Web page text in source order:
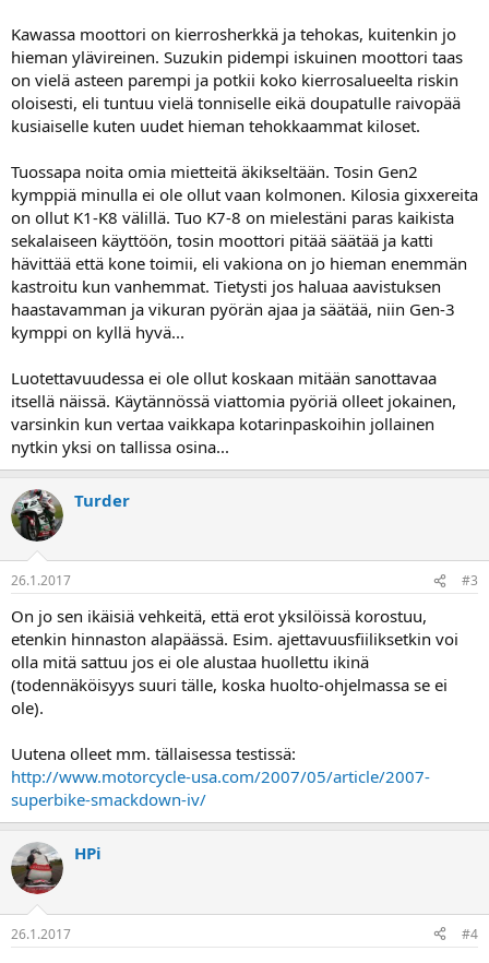
Kawassa moottori on kierrosherkkä ja tehokas, kuitenkin jo
hieman ylävireinen. Suzukin pidempi iskuinen moottori taas
on vielä asteen parempi ja potkii koko kierrosalueelta riskin
oloisesti, eli tuntuu vielä tonniselle eikä doupatulle raivopää
kusiaiselle kuten uudet hieman tehokkaammat kiloset.
Tuossapa noita omia mietteitä äkikseltään. Tosin Gen2
kymppiä minulla ei ole ollut vaan kolmonen. Kilosia gixxereita
on ollut K1-K8 välillä. Tuo K7-8 on mielestäni paras kaikista
sekalaiseen käyttöön, tosin moottori pitää säätää ja katti
hävittää että kone toimii, eli vakiona on jo hieman enemmän
kastroitu kun vanhemmat. Tietysti jos haluaa aavistuksen
haastavamman ja vikuran pyörän ajaa ja säätää, niin Gen-3
kymppi on kyllä hyvä...
Luotettavuudessa ei ole ollut koskaan mitään sanottavaa
itsellä näissä. Käytännössä viattomia pyöriä olleet jokainen,
varsinkin kun vertaa vaikkapa kotarinpaskoihin jollainen
nytkin yksi on tallissa osina...
Turder
26.1.2017 #3
On jo sen ikäisiä vehkeitä, että erot yksilöissä korostuu,
etenkin hinnaston alapäässä. Esim. ajettavuusfiiliksetkin voi
olla mitä sattuu jos ei ole alustaa huollettu ikinä
(todennäköisyys suuri tälle, koska huolto-ohjelmassa se ei
ole).
Uutena olleet mm. tällaisessa testissä:
http://www.motorcycle-usa.com/2007/05/article/2007-
superbike-smackdown-iv/
HPi
26.1.2017 #4